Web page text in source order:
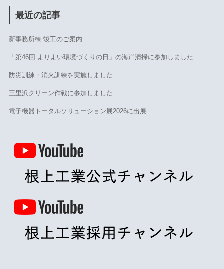
最近の記事
新事務所棟 竣工のご案内
「第46回 よりよい環境づくりの日」の海岸清掃に参加しました
防災訓練・消火訓練を実施しました
三里浜クリーン作戦に参加しました
電子機器トータルソリューション展2026に出展